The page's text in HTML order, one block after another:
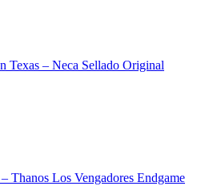
Texas – Neca Sellado Original
Thanos Los Vengadores Endgame